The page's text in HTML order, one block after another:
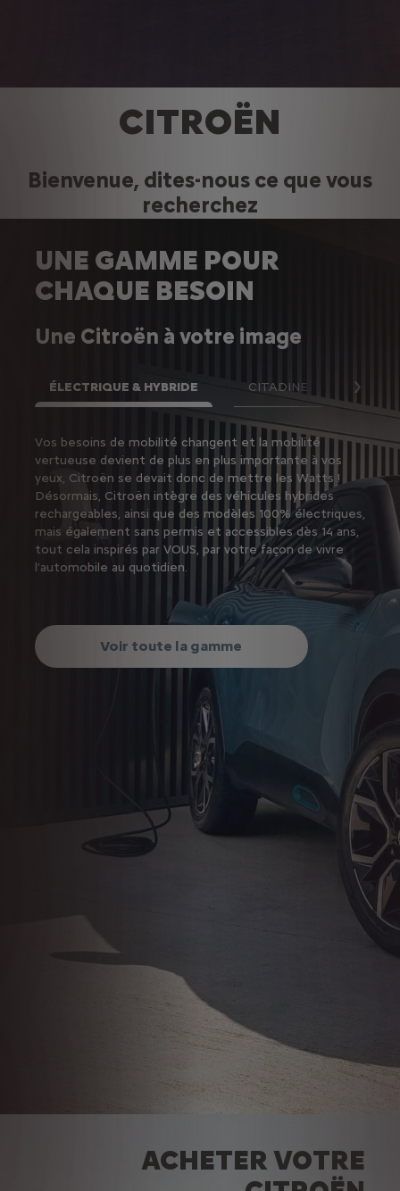
CITROËN
Bienvenue, dites-nous ce que vous
recherchez
UNE GAMME POUR
CHAQUE BESOIN
Une Citroën à votre image
Vos besoins de mobilité changent et la mobilité
vertueuse devient de plus en plus importante à vos
yeux, Citroën se devait donc de mettre les Watts !
Désormais, Citroën intègre des véhicules hybrides
rechargeables, ainsi que des modèles 100% électriques,
mais également sans permis et accessibles dès 14 ans,
tout cela inspirés par VOUS, par votre façon de vivre
l’automobile au quotidien.
Voir toute la gamme
ÉLECTRIQUE & HYBRIDE CITADINE
ACHETER VOTRE